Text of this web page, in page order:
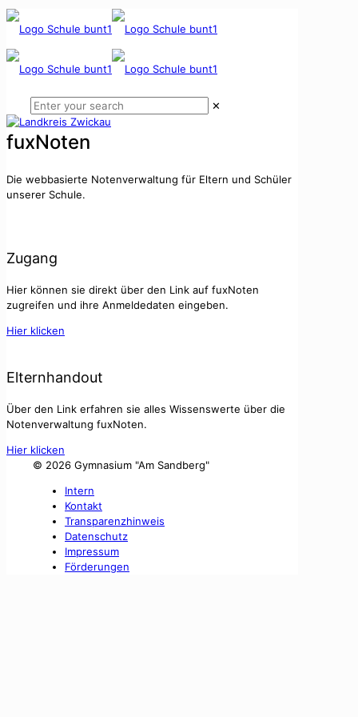
✕
fuxNoten
Die webbasierte Notenverwaltung für Eltern und Schüler
unserer Schule.
Zugang
Hier können sie direkt über den Link auf fuxNoten
zugreifen und ihre Anmeldedaten eingeben.
Hier klicken
Elternhandout
Über den Link erfahren sie alles Wissenswerte über die
Notenverwaltung fuxNoten.
Hier klicken
© 2026 Gymnasium "Am Sandberg"
Intern
Kontakt
Transparenzhinweis
Datenschutz
Impressum
Förderungen